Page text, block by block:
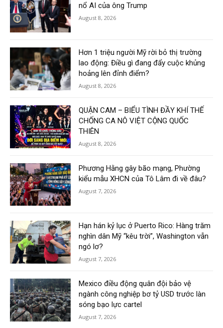
nổ AI của ông Trump
August 8, 2026
Hơn 1 triệu người Mỹ rời bỏ thị trường
lao động: Điều gì đang đẩy cuộc khủng
hoảng lên đỉnh điểm?
August 8, 2026
QUẬN CAM – BIỂU TÌNH ĐẦY KHÍ THẾ
CHỐNG CA NÔ VIỆT CỘNG QUỐC
THIÊN
August 8, 2026
Phương Hằng gây bão mạng, Phường
kiểu mẫu XHCN của Tô Lâm đi về đâu?
August 7, 2026
Hạn hán kỷ lục ở Puerto Rico: Hàng trăm
nghìn dân Mỹ “kêu trời”, Washington vẫn
ngó lơ?
August 7, 2026
Mexico điều động quân đội bảo vệ
ngành công nghiệp bơ tỷ USD trước làn
sóng bạo lực cartel
August 7, 2026